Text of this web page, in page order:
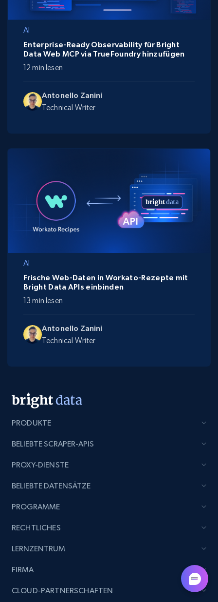
AI
Antonello Zanini
Technical Writer
Enterprise-Ready Observability für Bright
Data Web MCP via TrueFoundry hinzufügen
12 min lesen
AI
Antonello Zanini
Technical Writer
Frische Web-Daten in Workato-Rezepte mit
Bright Data APIs einbinden
13 min lesen
PRODUKTE
BELIEBTE SCRAPER-APIS
PROXY-DIENSTE
BELIEBTE DATENSÄTZE
PROGRAMME
RECHTLICHES
LERNZENTRUM
FIRMA
CLOUD-PARTNERSCHAFTEN